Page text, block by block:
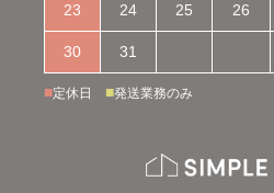
23 24 25 26
30 31
■定休日 ■発送業務のみ